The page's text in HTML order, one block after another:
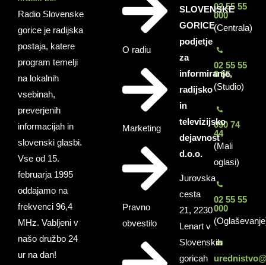
Radio Slovenske
gorice je radijska
postaja, katere
program temelji
na lokalnih
vsebinah,
preverjenih
informacijah in
slovenski glasbi.
Vse od 15.
februarja 1995
oddajamo na
frekvenci 96,4
MHz. Vabljeni v
našo družbo 24
ur na dan!
O radiu
Marketing
Pravno
obvestilo
SLOVENSKE
GORICE
podjetje
za
informiranje,
radijsko
in
televizijsko
dejavnost
d.o.o.
Jurovska
cesta
21, 2230
Lenart v
Slovenskih
goricah
02 55 55
000
(Centrala)
02 55 55
0 55
(Studio)
090 74
44
(Mali
oglasi)
02 55 55
000